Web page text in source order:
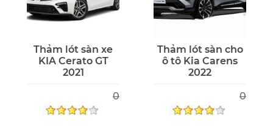
Thảm lót sàn xe
KIA Cerato GT
2021
0
Thảm lót sàn cho
ô tô Kia Carens
2022
0